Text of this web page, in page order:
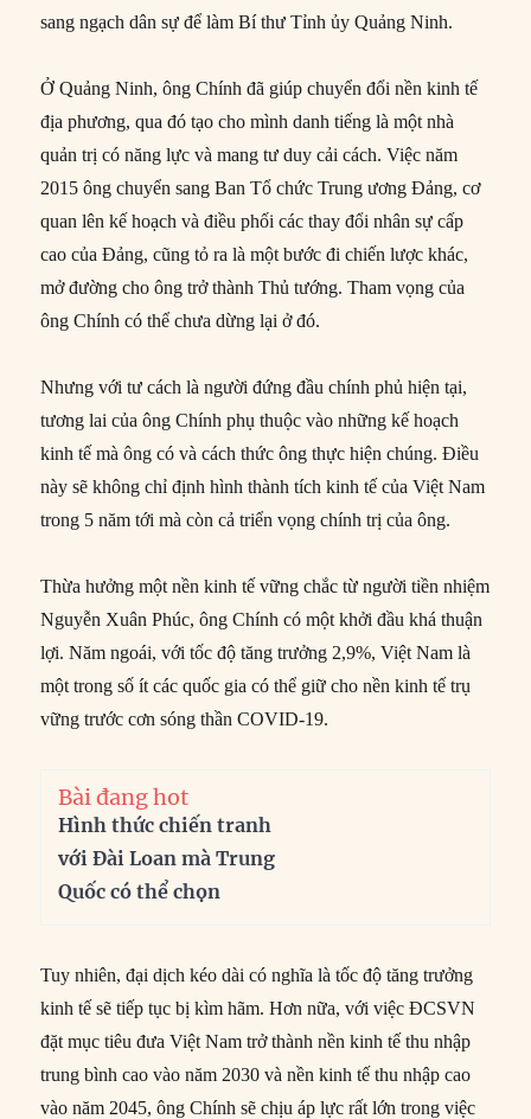
sang ngạch dân sự để làm Bí thư Tỉnh ủy Quảng Ninh.
Ở Quảng Ninh, ông Chính đã giúp chuyển đổi nền kinh tế
địa phương, qua đó tạo cho mình danh tiếng là một nhà
quản trị có năng lực và mang tư duy cải cách. Việc năm
2015 ông chuyển sang Ban Tổ chức Trung ương Đảng, cơ
quan lên kế hoạch và điều phối các thay đổi nhân sự cấp
cao của Đảng, cũng tỏ ra là một bước đi chiến lược khác,
mở đường cho ông trở thành Thủ tướng. Tham vọng của
ông Chính có thể chưa dừng lại ở đó.
Nhưng với tư cách là người đứng đầu chính phủ hiện tại,
tương lai của ông Chính phụ thuộc vào những kế hoạch
kinh tế mà ông có và cách thức ông thực hiện chúng. Điều
này sẽ không chỉ định hình thành tích kinh tế của Việt Nam
trong 5 năm tới mà còn cả triển vọng chính trị của ông.
Thừa hưởng một nền kinh tế vững chắc từ người tiền nhiệm
Nguyễn Xuân Phúc, ông Chính có một khởi đầu khá thuận
lợi. Năm ngoái, với tốc độ tăng trưởng 2,9%, Việt Nam là
một trong số ít các quốc gia có thể giữ cho nền kinh tế trụ
vững trước cơn sóng thần COVID-19.
Bài đang hot
Hình thức chiến tranh
với Đài Loan mà Trung
Quốc có thể chọn
Tuy nhiên, đại dịch kéo dài có nghĩa là tốc độ tăng trưởng
kinh tế sẽ tiếp tục bị kìm hãm. Hơn nữa, với việc ĐCSVN
đặt mục tiêu đưa Việt Nam trở thành nền kinh tế thu nhập
trung bình cao vào năm 2030 và nền kinh tế thu nhập cao
vào năm 2045, ông Chính sẽ chịu áp lực rất lớn trong việc